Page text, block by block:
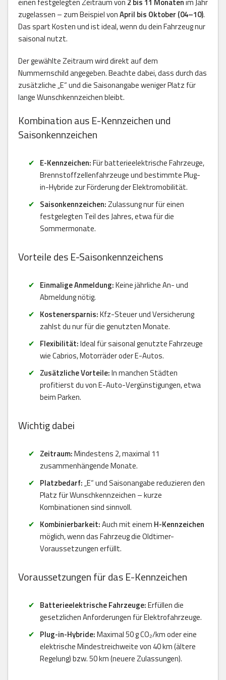
zugelassen – zum Beispiel vonApril bis Oktober (04–10).
Das spart Kosten und ist ideal, wenn du dein Fahrzeug nur
saisonal nutzt.
Der gewählte Zeitraum wird direkt auf dem
Nummernschild angegeben. Beachte dabei, dass durch das
zusätzliche „E“ und die Saisonangabe weniger Platz für
lange Wunschkennzeichen bleibt.
Kombination aus E-Kennzeichen und
Saisonkennzeichen
E-Kennzeichen:Für batterieelektrische Fahrzeuge,
Brennstoffzellenfahrzeuge und bestimmte Plug-
in-Hybride zur Förderung der Elektromobilität.
Saisonkennzeichen:Zulassung nur für einen
festgelegten Teil des Jahres, etwa für die
Sommermonate.
Vorteile des E-Saisonkennzeichens
Einmalige Anmeldung:Keine jährliche An- und
Abmeldung nötig.
Kostenersparnis:Kfz-Steuer und Versicherung
zahlst du nur für die genutzten Monate.
Flexibilität:Ideal für saisonal genutzte Fahrzeuge
wie Cabrios, Motorräder oder E-Autos.
Zusätzliche Vorteile:In manchen Städten
profitierst du von E-Auto-Vergünstigungen, etwa
beim Parken.
Wichtig dabei
Zeitraum:Mindestens 2, maximal 11
zusammenhängende Monate.
Platzbedarf:„E“ und Saisonangabe reduzieren den
Platz für Wunschkennzeichen – kurze
Kombinationen sind sinnvoll.
Kombinierbarkeit:Auch mit einem H-Kennzeichen
möglich, wenn das Fahrzeug die Oldtimer-
Voraussetzungen erfüllt.
Voraussetzungen für das E-Kennzeichen
Batterieelektrische Fahrzeuge:Erfüllen die
gesetzlichen Anforderungen für Elektrofahrzeuge.
Plug-in-Hybride:Maximal 50 g CO₂/km oder eine
elektrische Mindestreichweite von 40 km (ältere
Regelung) bzw. 50 km (neuere Zulassungen).